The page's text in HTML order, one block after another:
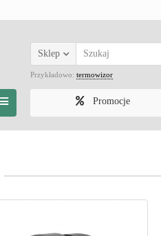
Sklep
Przykładowo: termowizor
Promocje